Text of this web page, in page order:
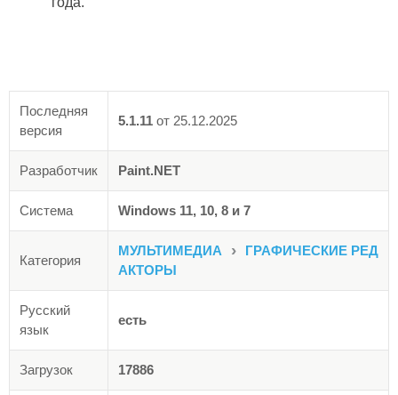
Последняя
версия
5.1.11 от 25.12.2025
Разработчик Paint.NET
Система Windows 11, 10, 8 и 7
Категория
МУЛЬТИМЕДИА ›
ГРАФИЧЕСКИЕ РЕД
АКТОРЫ
Русский
язык
есть
Загрузок 17886